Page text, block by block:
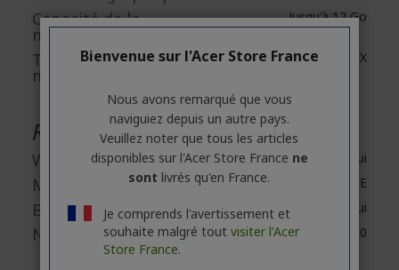
Capacité de la
mémoire graphique
Jusqu'à 12 Go
Technologie de la
mémoire graphique
GDDR6X
Réseau et communication
Wireless LAN Oui
Modèle LAN sans fil Wireless Wi-Fi 6E
Bluetooth Oui
Norme Bluetooth Bluetooth 5.0
Bienvenue sur l'Acer Store France
Nous avons remarqué que vous
naviguiez depuis un autre pays.
Veuillez noter que tous les articles
disponibles sur l'Acer Store France ne
sont livrés qu'en France.
Je comprends l'avertissement et
souhaite malgré tout visiter l'Acer
Store France.